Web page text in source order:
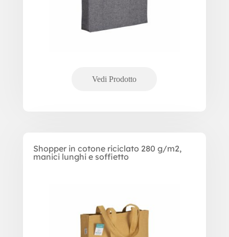
Shopper in cotone riciclato 280 g/m2,
manici lunghi e soffietto